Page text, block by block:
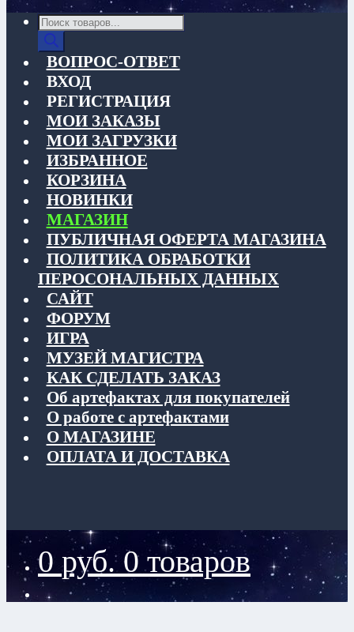
Поиск
товаров
ВОПРОС-ОТВЕТ
ВХОД
РЕГИСТРАЦИЯ
МОИ ЗАКАЗЫ
МОИ ЗАГРУЗКИ
ИЗБРАННОЕ
КОРЗИНА
НОВИНКИ
МАГАЗИН
ПУБЛИЧНАЯ ОФЕРТА МАГАЗИНА
ПОЛИТИКА ОБРАБОТКИ
ПЕРОСОНАЛЬНЫХ ДАННЫХ
САЙТ
ФОРУМ
ИГРА
МУЗЕЙ МАГИСТРА
КАК СДЕЛАТЬ ЗАКАЗ
Об артефактах для покупателей
О работе с артефактами
О МАГАЗИНЕ
ОПЛАТА И ДОСТАВКА
0 руб. 0 товаров